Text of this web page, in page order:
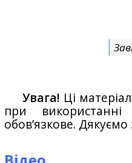
Увага! Ці
при
обов’язкове.